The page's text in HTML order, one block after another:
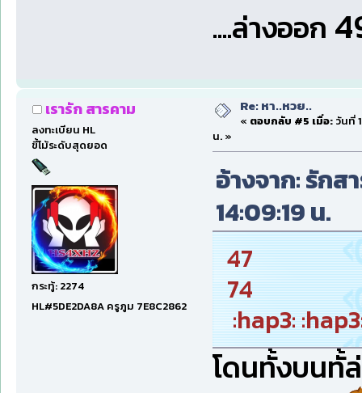
....ล่างออก
เรารัก สารคาม
ลงทะเบียน HL
ขี้โม้ระดับสุดยอด
กระทู้: 2274
HL#5DE2DA8A ครูภูม 7E8C2862
Re: หา..หวย..
« ตอบกลับ #5 เมื่อ:วันที่
น. »
อ้างจาก: รักส
14:09:19 น.
47
74
:hap3:
โดนทั้งบนทั้